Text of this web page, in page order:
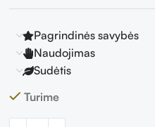
Pagrindinės savybės
Naudojimas
Sudėtis
Turime